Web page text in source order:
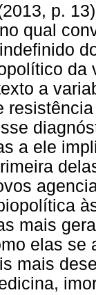
p.
qual
da
a
a ele
mais
elas se
mais